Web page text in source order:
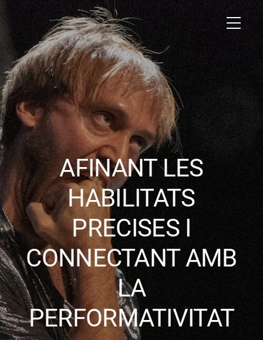
AFINANT LES
HABILITATS
PRECISES I
CONNECTANT AMB
LA
PERFORMATIVITAT